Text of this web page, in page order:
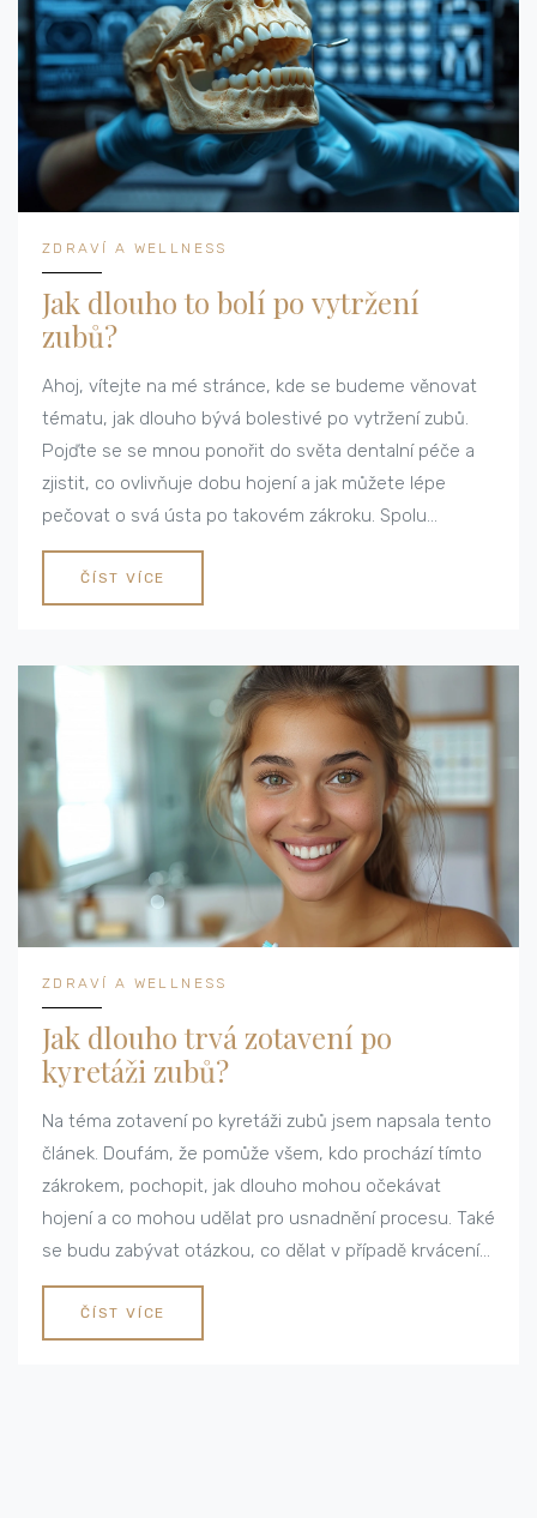
ZDRAVÍ A WELLNESS
Jak dlouho to bolí po vytržení
zubů?
Ahoj, vítejte na mé stránce, kde se budeme věnovat
tématu, jak dlouho bývá bolestivé po vytržení zubů.
Pojďte se se mnou ponořit do světa dentalní péče a
zjistit, co ovlivňuje dobu hojení a jak můžete lépe
pečovat o svá ústa po takovém zákroku. Spolu
objevíme nejen klíčové faktory, které pomáhají tělu
lépe se zvládnout s bolestí, ale také praktické tipy pro
ústní péči v těchto náročných okamžicích. Přidejte se
po vytržení zubu.
ČÍST VÍCE
ZDRAVÍ A WELLNESS
Jak dlouho trvá zotavení po
kyretáži zubů?
Na téma zotavení po kyretáži zubů jsem napsala tento
článek. Doufám, že pomůže všem, kdo prochází tímto
zákrokem, pochopit, jak dlouho mohou očekávat
hojení a co mohou udělat pro usnadnění procesu. Také
se budu zabývat otázkou, co dělat v případě krvácení
po kyretáži a jak se ujistit, že se vše hojí správně.
Tento článek je napsán s láskou a pečlivostí, napsala
ČÍST VÍCE